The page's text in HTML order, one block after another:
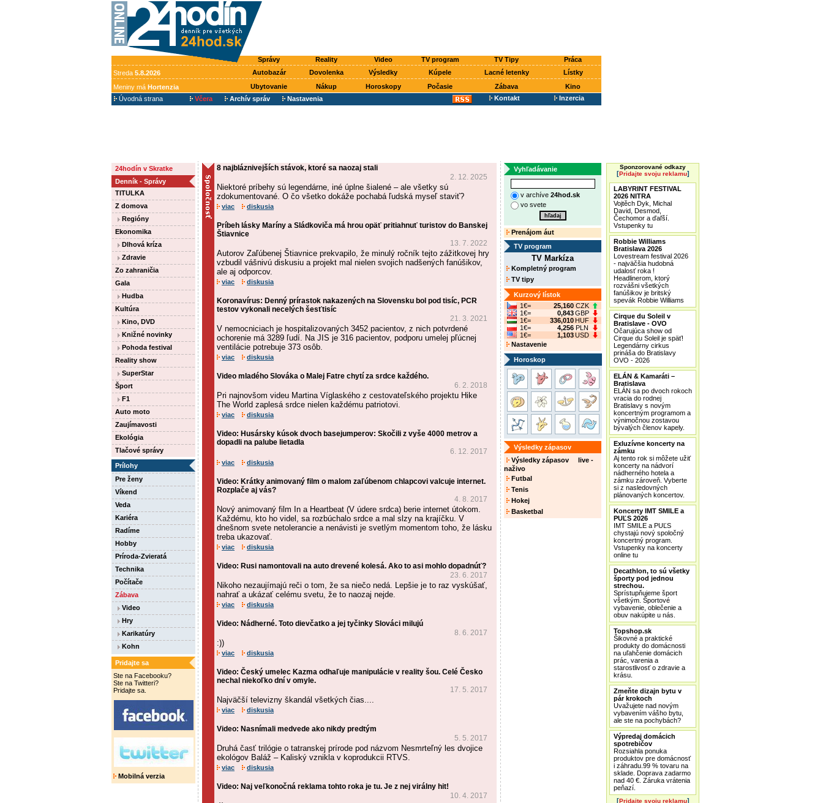
Správy Reality Video TV program TV Tipy
Práca
Streda 5.8.2026 Autobazár Dovolenka Výsledky Kúpele Lacné letenky
Lístky
Meniny má Hortenzia Ubytovanie Nákup Horoskopy Počasie Zábava
Kino
Úvodná strana
Včera Archív správ Nastavenia Kontakt Inzercia
24hodín v Skratke
Denník - Správy
TITULKA
Z domova
Regióny
Ekonomika
Dlhová kríza
Zdravie
Zo zahraničia
Gala
Hudba
Kultúra
Kino, DVD
Knižné novinky
Pohoda festival
Reality show
SuperStar
Šport
F1
Auto moto
Zaujímavosti
Ekológia
Tlačové správy
Prílohy
Pre ženy
Víkend
Veda
Kariéra
Radíme
Hobby
Príroda-Zvieratá
Technika
Počítače
Zábava
Video
Hry
Karikatúry
Kohn
Pridajte sa
Ste na Facebooku?
Ste na Twitteri?
Pridajte sa.
Mobilná verzia
8 najbláznivejších stávok, ktoré sa naozaj stali
2. 12. 2025
Niektoré príbehy sú legendárne, iné úplne šialené – ale všetky sú
zdokumentované. O čo všetko dokáže pochabá ľudská myseľ staviť?
viac diskusia
Príbeh lásky Maríny a Sládkoviča má hrou opäť pritiahnuť turistov do Banskej
Štiavnice
13. 7. 2022
Autorov Zaľúbenej Štiavnice prekvapilo, že minulý ročník tejto zážitkovej hry
vzbudil vášnivú diskusiu a projekt mal nielen svojich nadšených fanúšikov,
ale aj odporcov.
viac diskusia
Koronavírus: Denný prírastok nakazených na Slovensku bol pod tisíc, PCR
testov vykonali necelých šesťtisíc
21. 3. 2021
V nemocniciach je hospitalizovaných 3452 pacientov, z nich potvrdené
ochorenie má 3289 ľudí. Na JIS je 316 pacientov, podporu umelej pľúcnej
ventilácie potrebuje 373 osôb.
viac diskusia
Video mladého Slováka o Malej Fatre chytí za srdce každého.
6. 2. 2018
Pri najnovšom videu Martina Víglaského z cestovateľského projektu Hike
The World zaplesá srdce nielen každému patriotovi.
viac diskusia
Video: Husársky kúsok dvoch basejumperov: Skočili z vyše 4000 metrov a
dopadli na palube lietadla
6. 12. 2017
viac diskusia
Video: Krátky animovaný film o malom zaľúbenom chlapcovi valcuje internet.
Rozplače aj vás?
4. 8. 2017
Nový animovaný film In a Heartbeat (V údere srdca) berie internet útokom.
Každému, kto ho videl, sa rozbúchalo srdce a mal slzy na krajíčku. V
dnešnom svete netolerancie a nenávisti je svetlým momentom toho, že lásku
treba ukazovať.
viac diskusia
Video: Rusi namontovali na auto drevené kolesá. Ako to asi mohlo dopadnúť?
23. 6. 2017
Nikoho nezaujímajú reči o tom, že sa niečo nedá. Lepšie je to raz vyskúšať,
nahrať a ukázať celému svetu, že to naozaj nejde.
viac diskusia
Video: Nádherné. Toto dievčatko a jej tyčinky Slováci milujú
8. 6. 2017
:))
viac diskusia
Video: Český umelec Kazma odhaľuje manipulácie v reality šou. Celé Česko
nechal niekoľko dní v omyle.
17. 5. 2017
Najväčší televizny škandál všetkých čias....
viac diskusia
Video: Nasnímali medvede ako nikdy predtým
5. 5. 2017
Druhá časť trilógie o tatranskej prírode pod názvom Nesmrteľný les dvojice
ekológov Baláž – Kaliský vznikla v koprodukcii RTVS.
viac diskusia
Video: Naj veľkonočná reklama tohto roka je tu. Je z nej virálny hit!
10. 4. 2017
Vyhľadávanie
v archíve 24hod.sk
vo svete
Prenájom áut
TV program
TV Markíza
Kompletný program
TV tipy
Kurzový lístok
1€=
25,160 CZK
1€=
0,843GBP
1€=
336,010HUF
1€=
4,256 PLN
1€=
1,103USD
Nastavenie
Horoskop
Výsledky zápasov
Výsledky zápasov live -
naživo
Futbal
Tenis
Hokej
Basketbal
Sponzorované odkazy
[Pridajte svoju reklamu]
LABYRINT FESTIVAL
2026 NITRA
Vojtěch Dyk, Michal
David, Desmod,
Čechomor a ďaľší.
Vstupenky tu
Robbie Williams
Bratislava 2026
Lovestream festival 2026
- najväčšia hudobná
udalosť roka !
Headlinerom, ktorý
rozvášni všetkých
fanúšikov je britský
spevák Robbie Williams
Cirque du Soleil v
Bratislave - OVO
Očarujúca show od
Cirque du Soleil je späť!
Legendárny cirkus
prináša do Bratislavy
OVO - 2026
ELÁN & Kamaráti –
Bratislava
ELÁN sa po dvoch rokoch
vracia do rodnej
Bratislavy s novým
koncertným programom a
výnimočnou zostavou
bývalých členov kapely.
Exluzívne koncerty na
zámku
Aj tento rok si môžete užiť
koncerty na nádvorí
nádherného hotela a
zámku zároveň. Vyberte
si z nasledovných
plánovaných koncertov.
Koncerty IMT SMILE a
PUĽS 2026
IMT SMILE a PUĽS
chystajú nový spoločný
koncertný program.
Vstupenky na koncerty
online tu
Decathlon, to sú všetky
športy pod jednou
strechou.
Sprístupňujeme šport
všetkým. Športové
vybavenie, oblečenie a
obuv nakúpite u nás.
Topshop.sk
Šikovné a praktické
produkty do domácnosti
na uľahčenie domácich
prác, varenia a
starostlivosť o zdravie a
krásu.
Zmeňte dizajn bytu v
pár krokoch
Uvažujete nad novým
vybavením vášho bytu,
ale ste na pochybách?
Výpredaj domácich
spotrebičov
Rozsiahla ponuka
produktov pre domácnosť
i záhradu.99 % tovaru na
sklade. Doprava zadarmo
nad 40 €. Záruka vrátenia
peňazí.
[Pridajte svoju reklamu]